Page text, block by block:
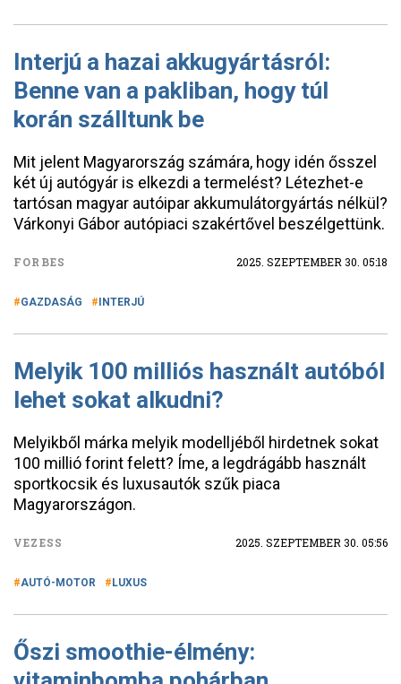
Interjú a hazai akkugyártásról:
Benne van a pakliban, hogy túl
korán szálltunk be
Mit jelent Magyarország számára, hogy idén ősszel
két új autógyár is elkezdi a termelést? Létezhet-e
tartósan magyar autóipar akkumulátorgyártás nélkül?
Várkonyi Gábor autópiaci szakértővel beszélgettünk.
FORBES 2025. SZEPTEMBER 30. 05:18
GAZDASÁG INTERJÚ
Melyik 100 milliós használt autóból
lehet sokat alkudni?
Melyikből márka melyik modelljéből hirdetnek sokat
100 millió forint felett? Íme, a legdrágább használt
sportkocsik és luxusautók szűk piaca
Magyarországon.
VEZESS 2025. SZEPTEMBER 30. 05:56
AUTÓ-MOTOR LUXUS
Őszi smoothie-élmény: